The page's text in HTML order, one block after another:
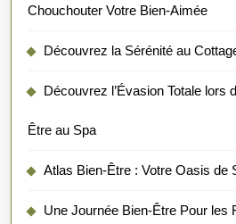
Chouchouter Votre Bien-Aimée
Découvrez la Sérénité au
Découvrez l’Évasion Totale lors
Être au Spa
Atlas Bien-Être : Votre Oasis de
Une Journée Bien-Être Pour les